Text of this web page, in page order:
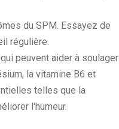
du SPM. Essayez de
régulière.
peuvent aider à soulager
la vitamine B6 et
telles que la
l'humeur.